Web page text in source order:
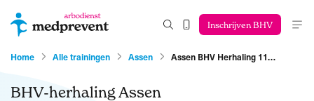
Inschrijven BHV
Home Alle trainingen Assen Assen BHV Herhaling 11…
BHV-herhaling Assen